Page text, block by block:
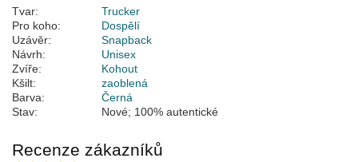
Tvar:
Trucker
Pro koho:
Dospělí
Uzávěr:
Snapback
Návrh:
Unisex
Zvíře:
Kohout
Kšilt:
zaoblená
Barva:
Černá
Stav:
Nové; 100% autentické
Recenze zákazníků